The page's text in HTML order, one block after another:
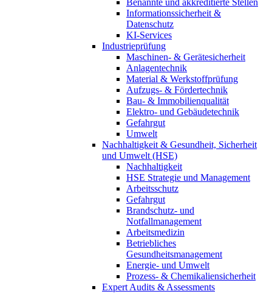
Informationssicherheit &
Datenschutz
KI-Services
Industrieprüfung
Maschinen- & Gerätesicherheit
Anlagentechnik
Material & Werkstoffprüfung
Aufzugs- & Fördertechnik
Bau- & Immobilienqualität
Elektro- und Gebäudetechnik
Gefahrgut
Umwelt
Nachhaltigkeit & Gesundheit, Sicherheit
und Umwelt (HSE)
Nachhaltigkeit
HSE Strategie und Management
Arbeitsschutz
Gefahrgut
Brandschutz- und
Notfallmanagement
Arbeitsmedizin
Betriebliches
Gesundheitsmanagement
Energie- und Umwelt
Prozess- & Chemikaliensicherheit
Expert Audits & Assessments